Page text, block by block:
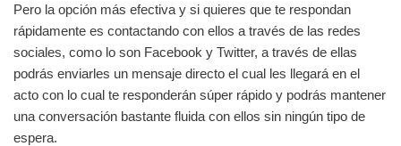
Pero la opción más efectiva y si quieres que te respondan
rápidamente es contactando con ellos a través de las redes
sociales, como lo son Facebook y Twitter, a través de ellas
podrás enviarles un mensaje directo el cual les llegará en el
acto con lo cual te responderán súper rápido y podrás mantener
una conversación bastante fluida con ellos sin ningún tipo de
espera.